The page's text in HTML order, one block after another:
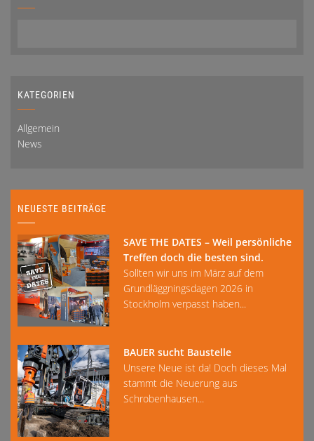
KATEGORIEN
Allgemein
News
NEUESTE BEITRÄGE
SAVE THE DATES – Weil persönliche
Treffen doch die besten sind.
Sollten wir uns im März auf dem
Grundläggningsdagen 2026 in
Stockholm verpasst haben...
BAUER sucht Baustelle
Unsere Neue ist da! Doch dieses Mal
stammt die Neuerung aus
Schrobenhausen...